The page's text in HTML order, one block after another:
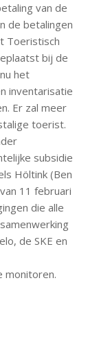
van de
de betalingen
Toeristisch
bij de
het
inventarisatie
Er zal meer
toerist.
subsidie
Höltink (Ben
11 februari
die alle
de SKE en
monitoren.